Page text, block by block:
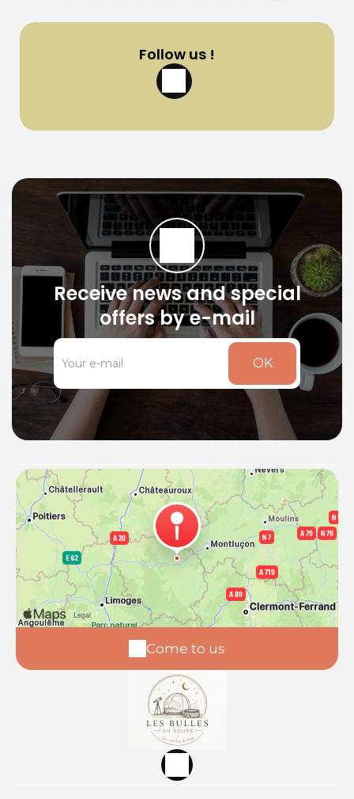
Follow us !
Receive news and special
offers by e-mail
OK
Come to us